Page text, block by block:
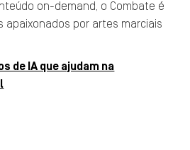
on-demand, o Combate é
apaixonados por artes marciais
de IA que ajudam na